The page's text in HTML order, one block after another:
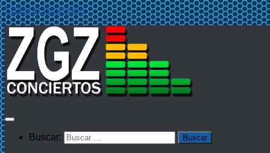
Saltar al contenido
Buscar: